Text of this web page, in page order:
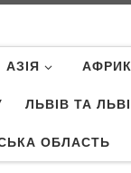
АЗІЯ
ЛЬВІВ ТА
ОБЛАСТЬ